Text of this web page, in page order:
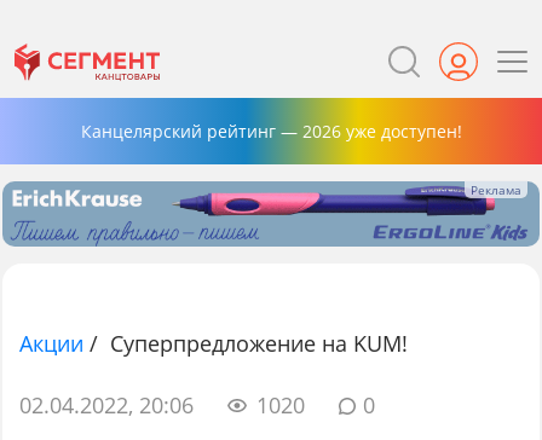
Канцелярский рейтинг — 2026 уже доступен!
Акции / Суперпредложение на KUM!
02.04.2022, 20:06 1020 0